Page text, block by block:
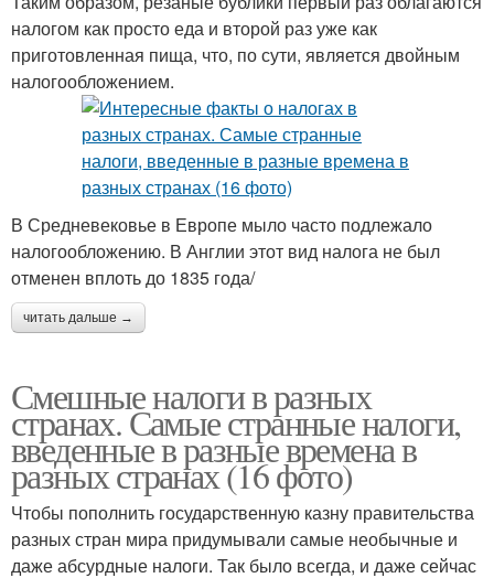
налогом как просто еда и второй раз уже как
приготовленная пища, что, по сути, является двойным
налогообложением.
В Средневековье в Европе мыло часто подлежало
налогообложению. В Англии этот вид налога не был
отменен вплоть до 1835 года/
читать дальше →
Смешные налоги в разных
странах. Самые странные налоги,
введенные в разные времена в
разных странах (16 фото)
Чтобы пополнить государственную казну правительства
разных стран мира придумывали самые необычные и
даже абсурдные налоги. Так было всегда, и даже сейчас